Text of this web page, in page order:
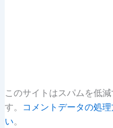
このサイトはスパムを低
す。
コメントデータの処
い。